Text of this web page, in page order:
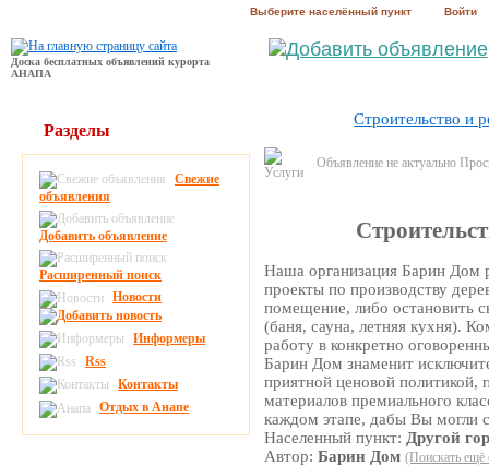
Выберите населённый пункт Войти
Доска бесплатных объявлений курорта
АНАПА
Строительство и
Объявление не актуально
Наша организация Барин Дом
проекты по производству
помещение, либо остановить
(баня, сауна, летняя кухня).
работу в конкретно
Барин Дом знаменит
приятной ценовой политикой,
материалов премиального
каждом этапе, дабы Вы могли
Населенный пункт: Другой
Автор:Барин Дом (Поискать ещё
Разделы
Свежие
объявления
Добавить объявление
Расширенный поиск
Новости
Информеры
Rss
Контакты
Отдых в Анапе